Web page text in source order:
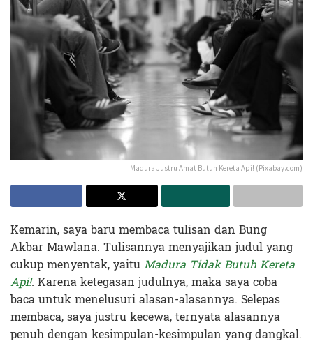
Madura Justru Amat Butuh Kereta Api! (Pixabay.com)
Kemarin, saya baru membaca tulisan dan Bung
Akbar Mawlana. Tulisannya menyajikan judul yang
cukup menyentak, yaituMadura Tidak Butuh Kereta
Api!. Karena ketegasan judulnya, maka saya coba
baca untuk menelusuri alasan-alasannya. Selepas
membaca, saya justru kecewa, ternyata alasannya
penuh dengan kesimpulan-kesimpulan yang dangkal.